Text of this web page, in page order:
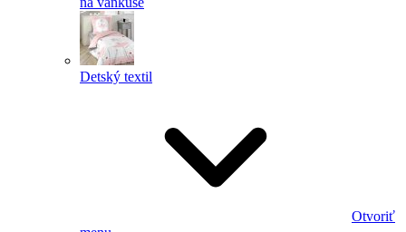
Detský textil
Otvoriť